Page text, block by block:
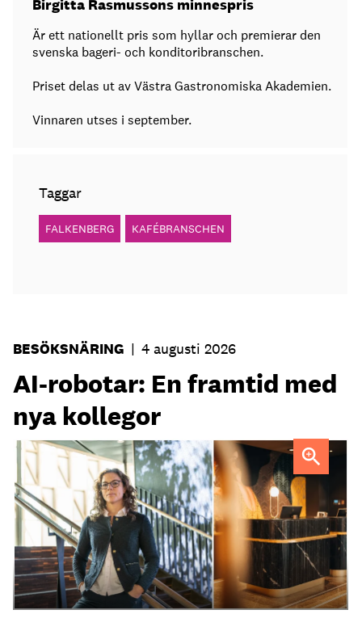
Birgitta Rasmussons minnespris
Är ett nationellt pris som hyllar och premierar den
svenska bageri- och konditoribranschen.
Priset delas ut av Västra Gastronomiska Akademien.
Vinnaren utses i september.
Taggar
FALKENBERG KAFÉBRANSCHEN
BESÖKSNÄRING | 4 augusti 2026
AI-robotar: En framtid med
nya kollegor
Professor Kristina Palm FOTO: Theresia Viska FOTO:
Dylan Calluy / Unsplash